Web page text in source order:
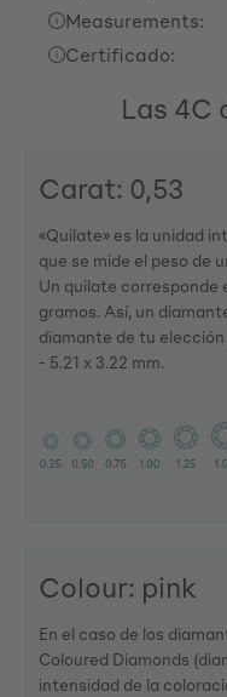
Measurements:
Certificado:
Las 4C
Carat: 0,53
«Quilate» es la unidad
que se mide el peso de
Un quilate corresponde
gramos. Así, un
diamante de tu elección
- 5.21 x 3.22 mm.
Colour: pink
En el caso de los
Coloured Diamonds
intensidad de la